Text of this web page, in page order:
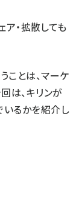
ア・拡散しても
ことは、マーケ
は、キリンが
いるかを紹介し